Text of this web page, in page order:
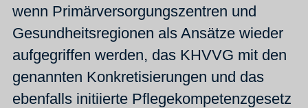
wenn Primärversorgungszentren und
Gesundheitsregionen als Ansätze wieder
aufgegriffen werden, das KHVVG mit den
genannten Konkretisierungen und das
ebenfalls initiierte Pflegekompetenzgesetz